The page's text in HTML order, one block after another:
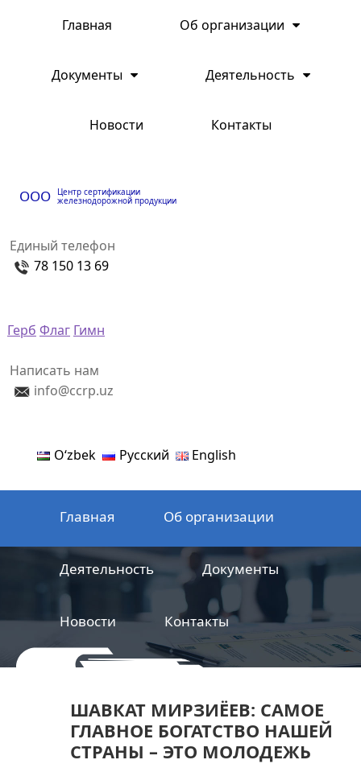
Главная Об организации
Документы Деятельность
Новости Контакты
ООО Центр сертификации
железнодорожной продукции
Единый телефон
78 150 13 69
Герб Флаг Гимн
Написать нам
info@ccrp.uz
Oʻzbek Русский English
Главная Об организации
Деятельность Документы
Новости Контакты
железнодорожной продукции
ШАВКАТ МИРЗИЁЕВ: САМОЕ
ГЛАВНОЕ БОГАТСТВО НАШЕЙ
СТРАНЫ – ЭТО МОЛОДЕЖЬ